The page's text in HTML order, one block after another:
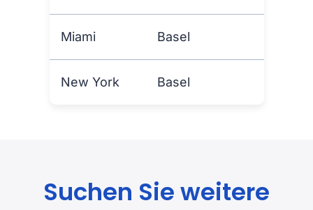
Miami Basel
New York Basel
Suchen Sie weitere